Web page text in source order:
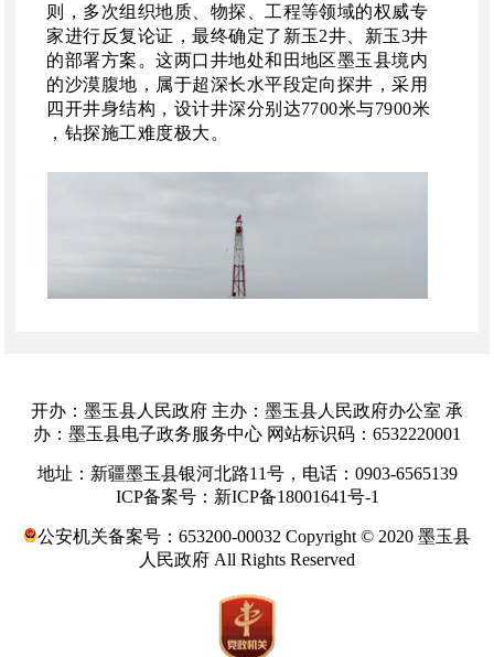
则，多次组织地质、物探、工程等领域的权威专
家进行反复论证，最终确定了新玉2井、新玉3井
的部署方案。这两口井地处和田地区墨玉县境内
的沙漠腹地，属于超深长水平段定向探井，采用
四开井身结构，设计井深分别达7700米与7900米
，钻探施工难度极大。
新玉 2井、新玉3井设计井深分别达7700米与7900米。
“此次新玉2井和新玉3井的开钻，对我们来
说是重大挑战也是重大机遇。井深大、地质条件
复杂，需要我们投入更多的技术力量和先进设
开办：墨玉县人民政府 主办：墨玉县人民政府办公室 承
办：墨玉县电子政务服务中心 网站标识码：6532220001
地址：新疆墨玉县银河北路11号，电话：0903-6565139
ICP备案号：新ICP备18001641号-1
公安机关备案号：653200-00032 Copyright © 2020 墨玉县
人民政府 All Rights Reserved